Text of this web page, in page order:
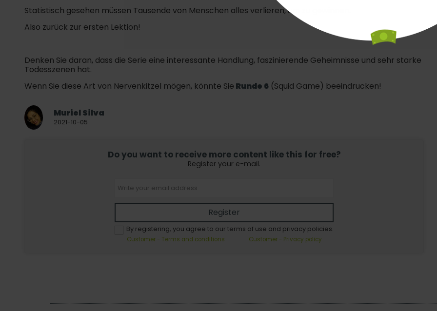
Statistisch gesehen müssen Tausende von Menschen alles verlieren, um zu gewinnen.
Also zurück zur ersten Lektion!
Denken Sie daran, dass die Serie eine interessante Handlung, faszinierende Geheimnisse und sehr starke
Todesszenen hat.
Wenn Sie diese Art von Nervenkitzel mögen, könnte Sie Runde 6 (Squid Game) beeindrucken!
Muriel Silva
2021-10-05
Do you want to receive more content like this for free?
Register your e-mail.
Register
By registering, you agree to our terms of use and privacy policies.
Customer - Terms and conditions Customer - Privacy policy